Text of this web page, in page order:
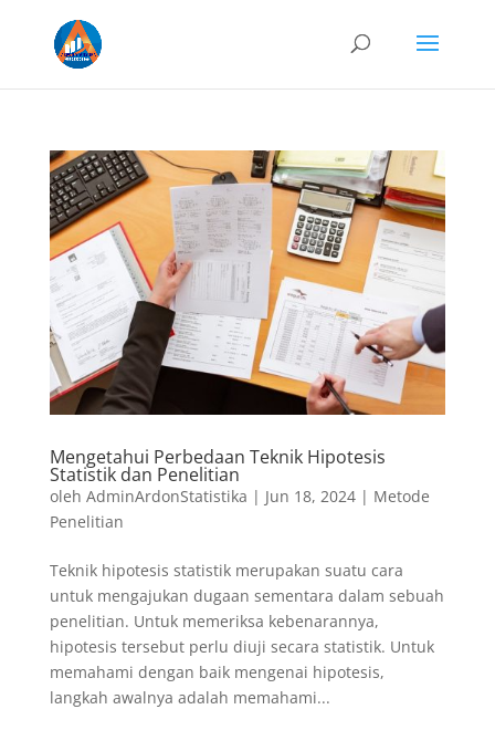
Mengetahui Perbedaan Teknik Hipotesis
Statistik dan Penelitian
oleh AdminArdonStatistika | Jun 18, 2024| Metode
Penelitian
Teknik hipotesis statistik merupakan suatu cara
untuk mengajukan dugaan sementara dalam sebuah
penelitian. Untuk memeriksa kebenarannya,
hipotesis tersebut perlu diuji secara statistik. Untuk
memahami dengan baik mengenai hipotesis,
langkah awalnya adalah memahami...